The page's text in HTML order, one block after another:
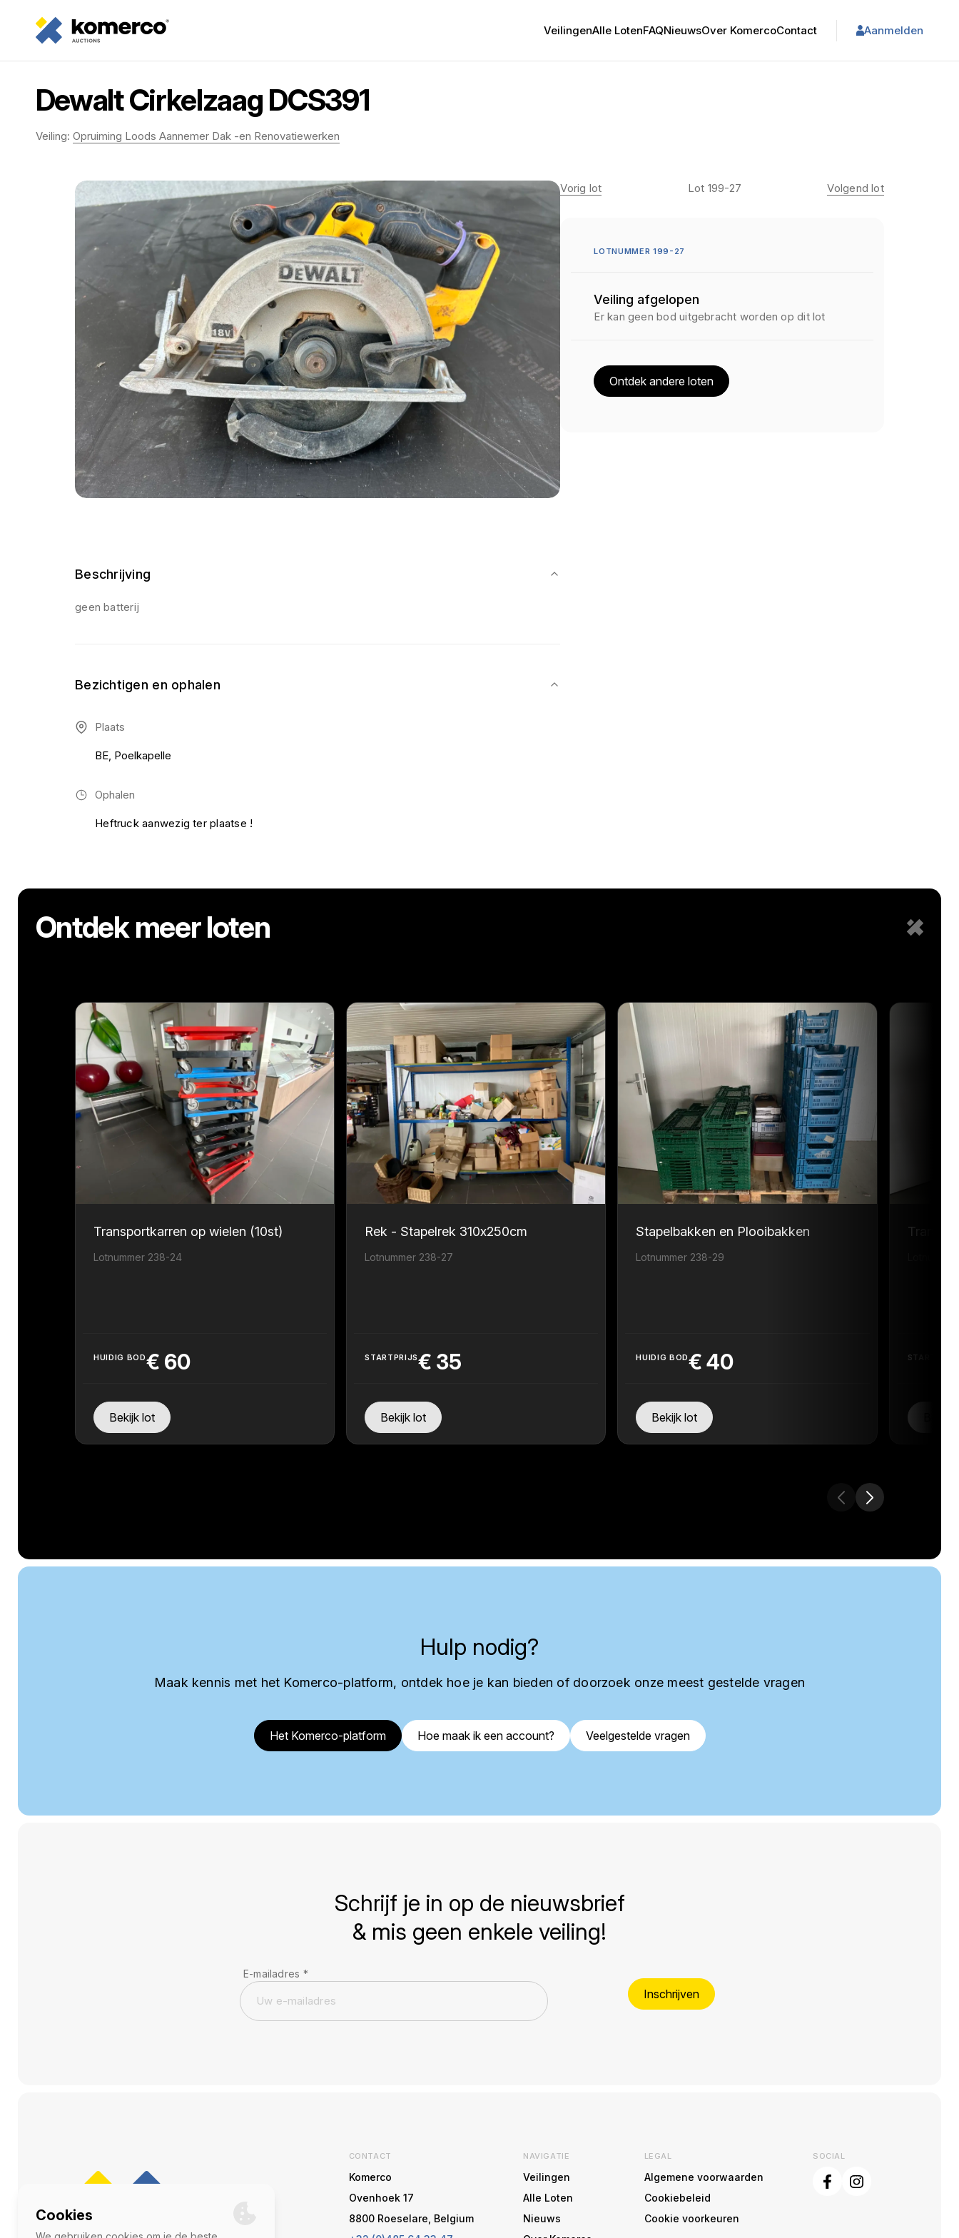
VeilingenAlle LotenFAQNieuwsOver KomercoContact Aanmelden
Dewalt Cirkelzaag DCS391
Veiling: Opruiming Loods Aannemer Dak -en Renovatiewerken
Beschrijving
geen batterij
Bezichtigen en ophalen
Plaats
BE, Poelkapelle
Ophalen
Heftruck aanwezig ter plaatse !
Vorig lot Lot 199-27 Volgend lot
LOTNUMMER 199-27
Veiling afgelopen
Er kan geen bod uitgebracht worden op dit lot
Ontdek andere loten
Ontdek meer loten
Transportkarren op wielen (10st)
Lotnummer 238-24
HUIDIG BOD€ 60
Bekijk lot
Rek - Stapelrek 310x250cm
Lotnummer 238-27
STARTPRIJS€ 35
Bekijk lot
Stapelbakken en Plooibakken
Lotnummer 238-29
HUIDIG BOD€40
Bekijk lot
Hulp nodig?
Maak kennis met het Komerco-platform, ontdek hoe je kan bieden of doorzoek onze meest gestelde vragen
Het Komerco-platform Hoe maak ik een account? Veelgestelde vragen
Schrijf je in op de nieuwsbrief
& mis geen enkele veiling!
E-mailadres *
Inschrijven
CONTACT
Komerco
Ovenhoek 17
8800 Roeselare, Belgium
NAVIGATIE
Veilingen
Alle Loten
Nieuws
LEGAL
Algemene voorwaarden
Cookiebeleid
Cookie voorkeuren
SOCIAL